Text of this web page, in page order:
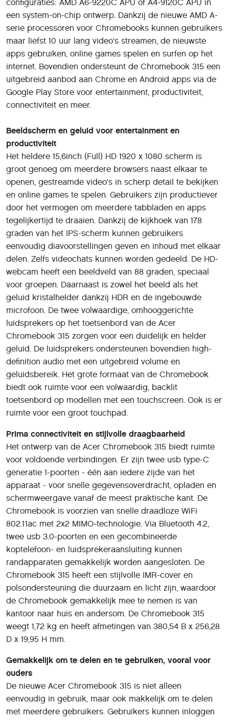
configuraties: AMD A6-9220C APU of A4-9120C APU in
een system-on-chip ontwerp. Dankzij de nieuwe AMD A-
serie processoren voor Chromebooks kunnen gebruikers
maar liefst 10 uur lang video's streamen, de nieuwste
apps gebruiken, online games spelen en surfen op het
internet. Bovendien ondersteunt de Chromebook 315 een
uitgebreid aanbod aan Chrome en Android apps via de
Google Play Store voor entertainment, productiviteit,
connectiviteit en meer.
Beeldscherm en geluid voor entertainment en
productiviteit
Het heldere 15,6inch (Full) HD 1920 x 1080 scherm is
groot genoeg om meerdere browsers naast elkaar te
openen, gestreamde video's in scherp detail te bekijken
en online games te spelen. Gebruikers zijn productiever
door het vermogen om meerdere tabbladen en apps
tegelijkertijd te draaien. Dankzij de kijkhoek van 178
graden van het IPS-scherm kunnen gebruikers
eenvoudig diavoorstellingen geven en inhoud met elkaar
delen. Zelfs videochats kunnen worden gedeeld. De HD-
webcam heeft een beeldveld van 88 graden, speciaal
voor groepen. Daarnaast is zowel het beeld als het
geluid kristalhelder dankzij HDR en de ingebouwde
microfoon. De twee volwaardige, omhooggerichte
luidsprekers op het toetsenbord van de Acer
Chromebook 315 zorgen voor een duidelijk en helder
geluid. De luidsprekers ondersteunen bovendien high-
definition audio met een uitgebreid volume en
geluidsbereik. Het grote formaat van de Chromebook
biedt ook ruimte voor een volwaardig, backlit
toetsenbord op modellen met een touchscreen. Ook is er
ruimte voor een groot touchpad.
Prima connectiviteit en stijlvolle draagbaarheid
Het ontwerp van de Acer Chromebook 315 biedt ruimte
voor voldoende verbindingen. Er zijn twee usb type-C
generatie 1-poorten - één aan iedere zijde van het
apparaat - voor snelle gegevensoverdracht, opladen en
schermweergave vanaf de meest praktische kant. De
Chromebook is voorzien van snelle draadloze WiFi
802.11ac met 2x2 MIMO-technologie. Via Bluetooth 4.2,
twee usb 3.0-poorten en een gecombineerde
koptelefoon- en luidsprekeraansluiting kunnen
randapparaten gemakkelijk worden aangesloten. De
Chromebook 315 heeft een stijlvolle IMR-cover en
polsondersteuning die duurzaam en licht zijn, waardoor
de Chromebook gemakkelijk mee te nemen is van
kantoor naar huis en andersom. De Chromebook 315
weegt 1,72 kg en heeft afmetingen van 380,54 B x 256,28
D x 19,95 H mm.
Gemakkelijk om te delen en te gebruiken, vooral voor
ouders
De nieuwe Acer Chromebook 315 is niet alleen
eenvoudig in gebruik, maar ook makkelijk om te delen
met meerdere gebruikers. Gebruikers kunnen inloggen